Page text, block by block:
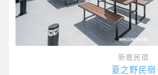
新進民宿
夏之野民宿